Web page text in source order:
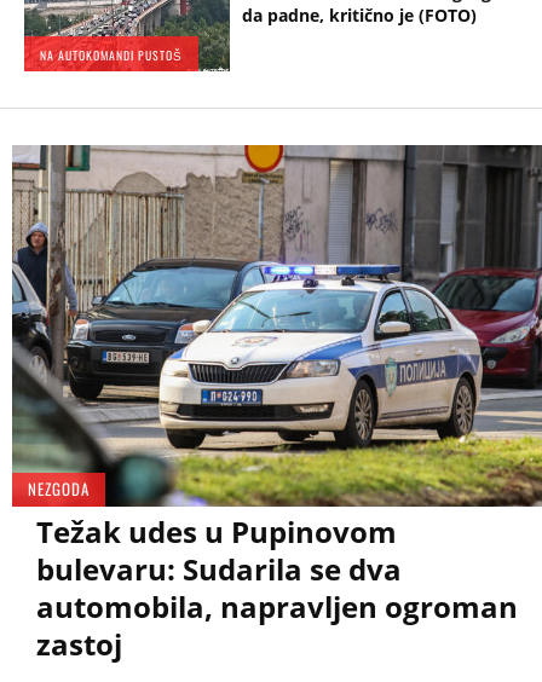
NA AUTOKOMANDI PUSTOŠ
da padne, kritično je (FOTO)
NEZGODA
Težak udes u Pupinovom
bulevaru: Sudarila se dva
automobila, napravljen ogroman
zastoj